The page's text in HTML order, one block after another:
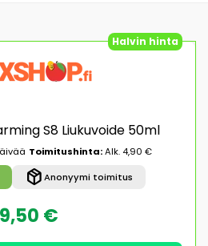
Halvin hinta
S8 Liukuvoide 50ml
Toimitushinta:Alk. 4,90 €
package_2Anonyymi toimitus
9,50 €